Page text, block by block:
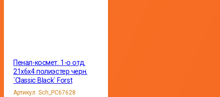
Пенал-космет. 1-о отд.
21х6х4 полиэстер черн.
`Classic Black` Forst
Артикул:Sch_PC67628